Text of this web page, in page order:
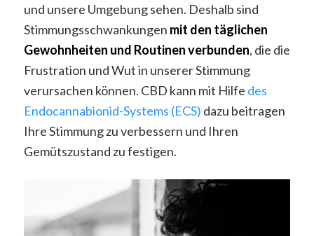
und unsere Umgebung sehen. Deshalb sind
Stimmungsschwankungen mit den täglichen
Gewohnheiten und Routinen verbunden, die die
Frustration und Wut in unserer Stimmung
verursachen können. CBD kann mit Hilfe des
Endocannabionid-Systems (ECS) dazu beitragen
Ihre Stimmung zu verbessern und Ihren
Gemütszustand zu festigen.